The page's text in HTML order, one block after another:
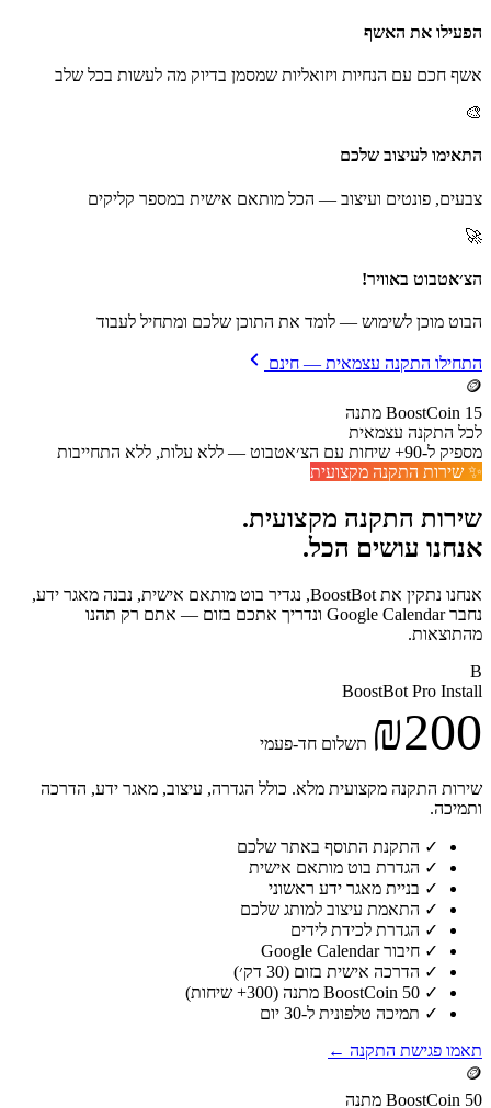
הפעילו את האשף
אשף חכם עם הנחיות ויזואליות שמסמן בדיוק מה לעשות בכל שלב
🎨
התאימו לעיצוב שלכם
צבעים, פונטים ועיצוב — הכל מותאם אישית במספר קליקים
🚀
הצ׳אטבוט באוויר!
הבוט מוכן לשימוש — לומד את התוכן שלכם ומתחיל לעבוד
התחילו התקנה עצמאית — חינם
🪙
15 BoostCoin מתנה
לכל התקנה עצמאית
מספיק ל-90+ שיחות עם הצ׳אטבוט — ללא עלות, ללא התחייבות
✨ שירות התקנה מקצועית
שירות התקנה מקצועית.
אנחנו עושים הכל.
אנחנו נתקין את BoostBot, נגדיר בוט מותאם אישית, נבנה מאגר ידע,
נחבר Google Calendar ונדריך אתכם בזום — אתם רק תהנו
מהתוצאות.
B
BoostBot Pro Install
₪200 תשלום חד-פעמי
שירות התקנה מקצועית מלא. כולל הגדרה, עיצוב, מאגר ידע, הדרכה
ותמיכה.
✓ התקנת התוסף באתר שלכם
✓ הגדרת בוט מותאם אישית
✓ בניית מאגר ידע ראשוני
✓ התאמת עיצוב למותג שלכם
✓ הגדרת לכידת לידים
✓ חיבור Google Calendar
✓ הדרכה אישית בזום (30 דק׳)
✓
✓ תמיכה טלפונית ל-30 יום
תאמו פגישת התקנה ←
🪙
50 BoostCoin מתנה